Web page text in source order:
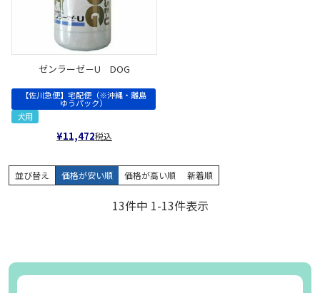
ゼンラーゼ－U DOG
【佐川急便】宅配便（※沖縄・離島
ゆうパック）
犬用
¥11,472税込
並び替え 価格が安い順 価格が高い順 新着順
13件中 1-13件表示